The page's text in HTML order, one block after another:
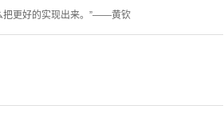
把更好的实现出来。”——黄钦